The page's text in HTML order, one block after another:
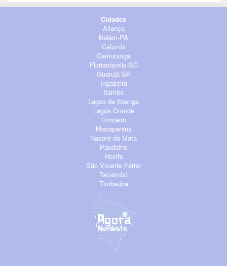
Cidades
Aliança
Belém-PA
Calumbi
Camutanga
Florianópolis-SC
Guarujá-SP
Ingazeira
Itambé
Lagoa de Itaenga
Lagoa Grande
Limoeiro
Macaparana
Nazaré da Mata
Paudalho
Recife
São Vicente Férrer
Tacaimbó
Timbaúba